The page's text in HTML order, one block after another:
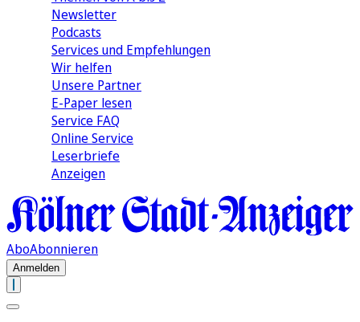
Newsletter
Podcasts
Services und Empfehlungen
Wir helfen
Unsere Partner
E-Paper lesen
Service FAQ
Online Service
Leserbriefe
Anzeigen
AboAbonnieren
Anmelden